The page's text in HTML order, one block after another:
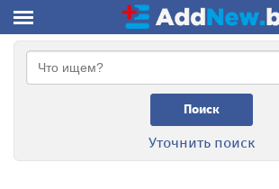
Поиск
Уточнить поиск